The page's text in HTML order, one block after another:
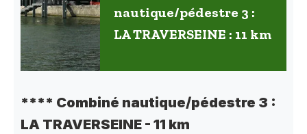
nautique/pédestre 3 :
LA TRAVERSEINE : 11 km
**** Combiné nautique/pédestre 3 :
LA TRAVERSEINE - 11 km